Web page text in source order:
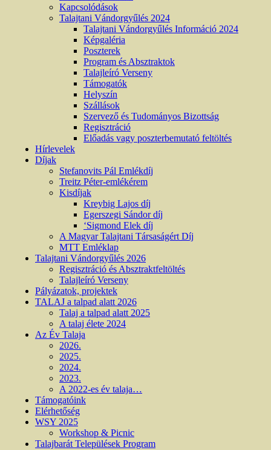
Kapcsolódások
Talajtani Vándorgyűlés 2024
Talajtani Vándorgyűlés Információ 2024
Képgaléria
Poszterek
Program és Absztraktok
Talajleíró Verseny
Támogatók
Helyszín
Szállások
Szervező és Tudományos Bizottság
Regisztráció
Előadás vagy poszterbemutató feltöltés
Hírlevelek
Díjak
Stefanovits Pál Emlékdíj
Treitz Péter-emlékérem
Kisdíjak
Kreybig Lajos díj
Egerszegi Sándor díj
‘Sigmond Elek díj
A Magyar Talajtani Társaságért Díj
MTT Emléklap
Talajtani Vándorgyűlés 2026
Regisztráció és Absztraktfeltöltés
Talajleíró Verseny
Pályázatok, projektek
TALAJ a talpad alatt 2026
Talaj a talpad alatt 2025
A talaj élete 2024
Az Év Talaja
2026.
2025.
2024.
2023.
A 2022-es év talaja…
Támogatóink
Elérhetőség
WSY 2025
Workshop & Picnic
Talajbarát Települések Program